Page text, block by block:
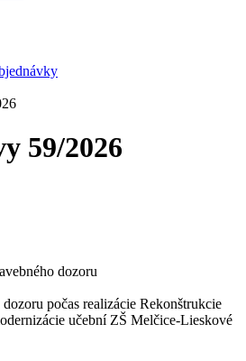
59/2026
dozoru
počas realizácie Rekonštrukcie
učební ZŠ Melčice-Lieskové